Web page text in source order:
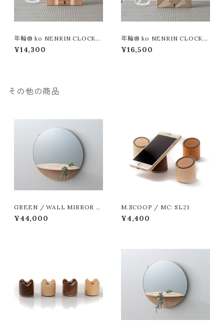
年輪® ko NENRIN CLOCK
市松 （繁栄、繁盛、繋がりや
絆・・）
¥14,300
年輪® ko NENRIN CLOCK
波紋 （穏やかな暮らしが続くよ
うに・・）
¥16,500
その他の商品
GREEN / WALL MIRROR _
L Maple
¥44,000
M.SCOOP / MC: SL21
¥4,400